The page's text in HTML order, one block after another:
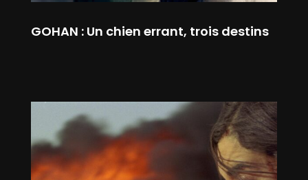
GOHAN : Un chien errant, trois destins